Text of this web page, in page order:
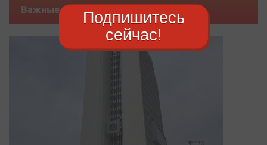
Важные новостиПодпишитесь
сейчас!